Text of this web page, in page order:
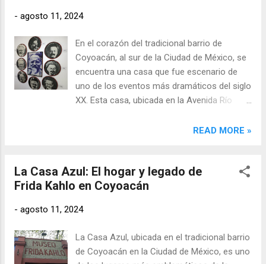
- agosto 11, 2024
En el corazón del tradicional barrio de
Coyoacán, al sur de la Ciudad de México, se
encuentra una casa que fue escenario de
uno de los eventos más dramáticos del siglo
XX. Esta casa, ubicada en la Avenida Río
refugio de León Trotski, uno de los líderes
internacional. Trotski encontró en México un
exilio seguro, pero también su muerte, en un
su lucha política.
READ MORE »
La Casa Azul: El hogar y legado de
Frida Kahlo en Coyoacán
- agosto 11, 2024
La Casa Azul, ubicada en el tradicional barrio
de Coyoacán en la Ciudad de México, es uno